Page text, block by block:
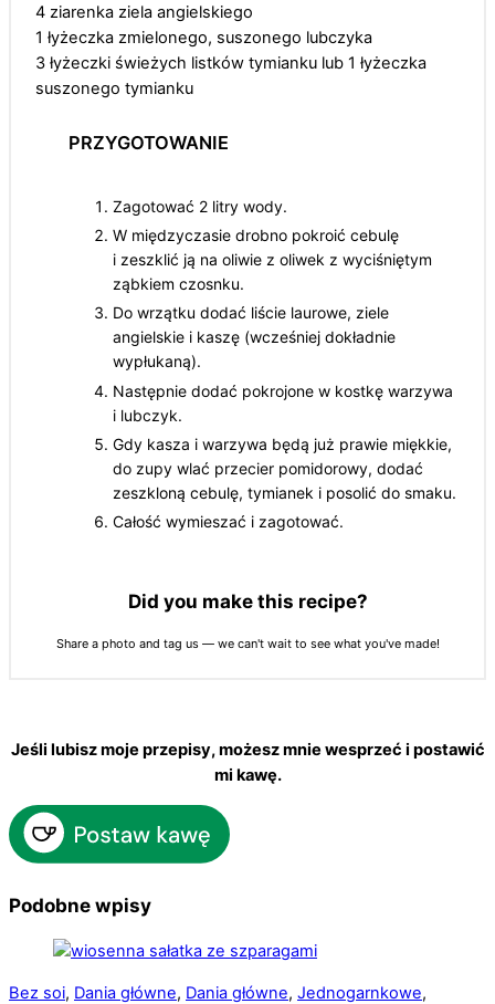
4 ziarenka ziela angielskiego
1 łyżeczka zmielonego, suszonego lubczyka
3 łyżeczki świeżych listków tymianku lub 1 łyżeczka
suszonego tymianku
PRZYGOTOWANIE
Zagotować 2 litry wody.
W międzyczasie drobno pokroić cebulę
i zeszklić ją na oliwie z oliwek z wyciśniętym
ząbkiem czosnku.
Do wrzątku dodać liście laurowe, ziele
angielskie i kaszę (wcześniej dokładnie
wypłukaną).
Następnie dodać pokrojone w kostkę warzywa
i lubczyk.
Gdy kasza i warzywa będą już prawie miękkie,
do zupy wlać przecier pomidorowy, dodać
zeszkloną cebulę, tymianek i posolić do smaku.
Całość wymieszać i zagotować.
Did you make this recipe?
Share a photo and tag us — we can't wait to see what you've made!
Jeśli lubisz moje przepisy, możesz mnie wesprzeć i postawić
mi kawę.
Podobne wpisy
Bez soi, Dania główne, Dania główne, Jednogarnkowe,